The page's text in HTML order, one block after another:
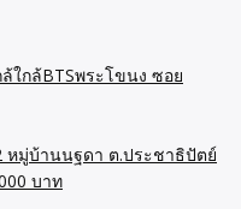
ใกล้BTSพระโขนง ซอย
หมู่บ้านนฐดา ต.ประชาธิปัตย์
บาท